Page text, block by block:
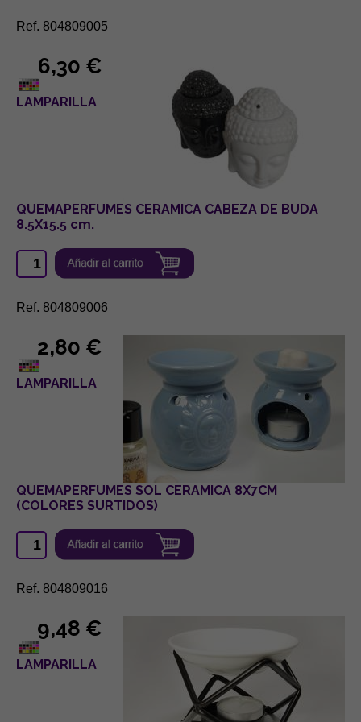
Ref. 804809005
6,30 €
LAMPARILLA
QUEMAPERFUMES CERAMICA CABEZA DE BUDA
8.5X15.5 cm.
Ref. 804809006
2,80 €
LAMPARILLA
QUEMAPERFUMES SOL CERAMICA 8X7CM
(COLORES SURTIDOS)
Ref. 804809016
9,48 €
LAMPARILLA